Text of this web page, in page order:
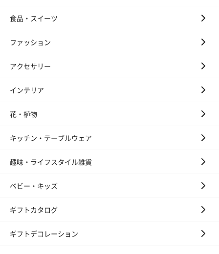
食品・スイーツ
ファッション
アクセサリー
インテリア
花・植物
キッチン・テーブルウェア
趣味・ライフスタイル雑貨
ベビー・キッズ
ギフトカタログ
ギフトデコレーション